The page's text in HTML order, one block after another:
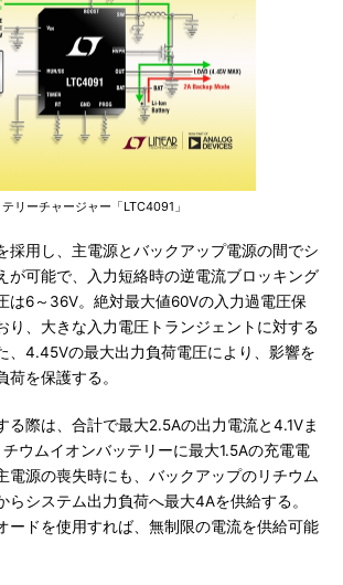
リーチャージャー「LTC4091」
用し、主電源とバックアップ電源の間でシ
が可能で、入力短絡時の逆電流ブロッキング
は6～36V。絶対最大値60Vの入力過電圧保
り、大きな入力電圧トランジェントに対する
、4.45Vの最大出力負荷電圧により、影響を
を保護する。
際は、合計で最大2.5Aの出力電流と4.1Vま
ウムイオンバッテリーに最大1.5Aの充電電
電源の喪失時にも、バックアップのリチウム
らシステム出力負荷へ最大4Aを供給する。
ードを使用すれば、無制限の電流を供給可能